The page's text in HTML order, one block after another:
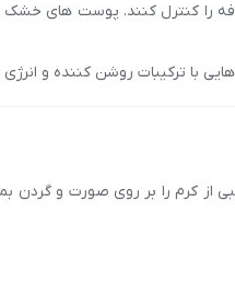
را کنترل کنند. پوست های خشک
با ترکیبات روشن کننده و
کرم را بر روی صورت و گردن